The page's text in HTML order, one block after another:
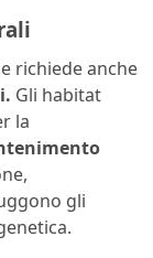
richiede anche
Gli habitat
la
gli